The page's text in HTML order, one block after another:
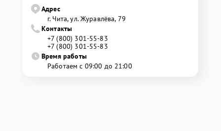
Адрес
г. Чита, ул. Журавлёва, 79
Контакты
+7 (800) 301-55-83
+7 (800) 301-55-83
Время работы
Работаем с 09:00 до 21:00